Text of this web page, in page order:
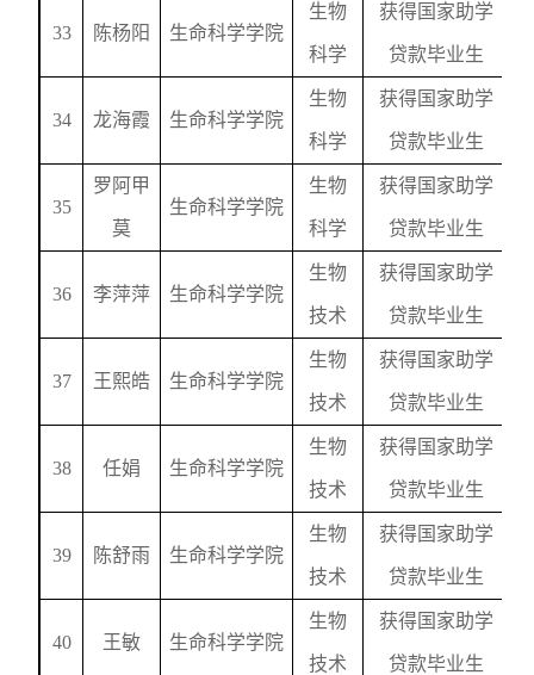
33 陈杨阳 生命科学学院
生物
科学
获得国家助学
贷款毕业生
34 龙海霞 生命科学学院
生物
科学
获得国家助学
贷款毕业生
35
罗阿甲
莫
生命科学学院
生物
科学
获得国家助学
贷款毕业生
36 李萍萍 生命科学学院
生物
技术
获得国家助学
贷款毕业生
37 王熙皓 生命科学学院
生物
技术
获得国家助学
贷款毕业生
38 任娟 生命科学学院
生物
技术
获得国家助学
贷款毕业生
39 陈舒雨 生命科学学院
生物
技术
获得国家助学
贷款毕业生
40 王敏 生命科学学院
生物
技术
获得国家助学
贷款毕业生